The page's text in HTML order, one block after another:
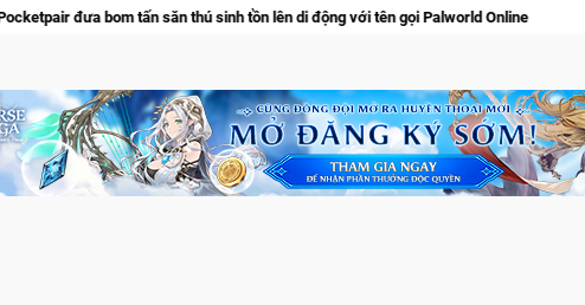
sinh tồn lên di động với tên gọi Palworld Online Gia Nhập Closed